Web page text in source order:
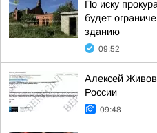
По иску
будет
зданию
09:52
Алексей
России
09:48